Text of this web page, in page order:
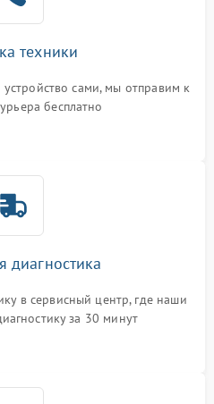
техники
сами, мы отправим к
бесплатно
диагностика
в сервисный центр, где наши
за 30 минут